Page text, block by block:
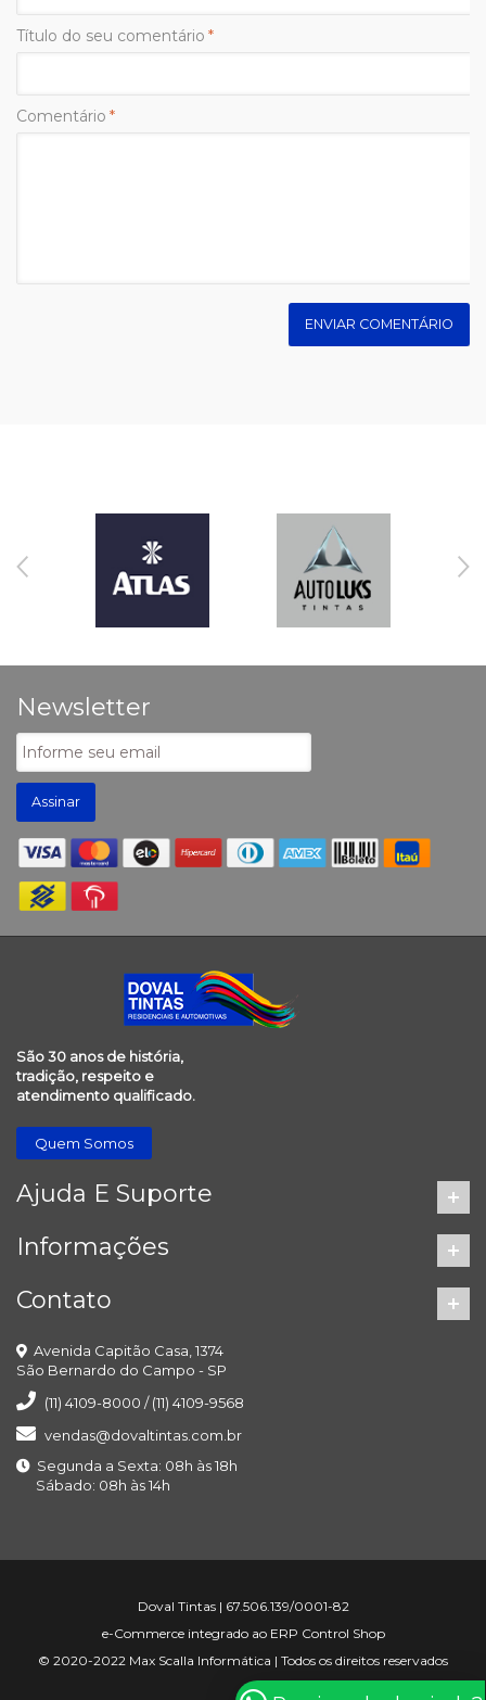
*
Título do seu comentário
*
Comentário
ENVIAR COMENTÁRIO
Newsletter
Assinar
São 30 anos de história,
tradição, respeito e
atendimento qualificado.
Quem Somos
Ajuda E Suporte
Informações
Contato
Avenida Capitão Casa, 1374
São Bernardo do Campo - SP
(11) 4109-8000 / (11) 4109-9568
vendas@dovaltintas.com.br
Segunda a Sexta: 08h às 18h
Sábado: 08h às 14h
Doval Tintas | 67.506.139/0001-82
e-Commerce integrado ao ERP Control Shop
© 2020-2022 Max Scalla Informática | Todos os direitos reservados